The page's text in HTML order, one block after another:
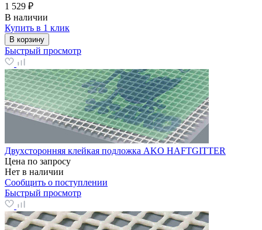
1 529 ₽
В наличии
Купить в 1 клик
В корзину
Быстрый просмотр
Двухсторонняя клейкая подложка AKO HAFTGITTER
Цена по запросу
Нет в наличии
Сообщить о поступлении
Быстрый просмотр